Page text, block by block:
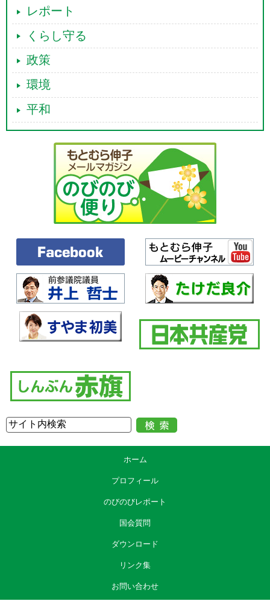
レポート
くらし守る
政策
環境
平和
ホーム
プロフィール
のびのびレポート
国会質問
ダウンロード
リンク集
お問い合わせ